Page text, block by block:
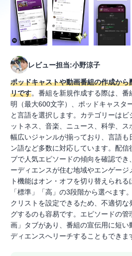
レビュー担当:小野涼子
ポッドキャストや動画番組の作成か
リです。番組を新規作成する際は、
明（最大600文字）、ポッドキャスタ
と言語を選択します。カテゴリーはビ
ットネス、音楽、ニュース、科学、
幅広いジャンルが揃っており、言語も
ン語など多数に対応しています。配
ブで人気エピソードの傾向を確認で
ーディエンスが住む地域やエンゲー
ト機能はオン・オフを切り替えられる
「標準」「高」の3段階から選べます
クリストを設定できるため、不適切
グするのも容易です。エピソードの管
画」タブがあり、番組の宣伝用に短い
ディエンスへリーチすることもできま